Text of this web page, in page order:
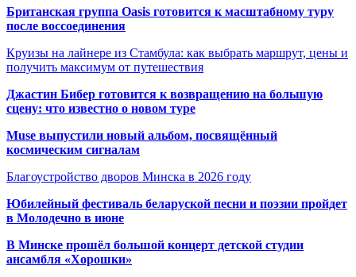
Британская группа Oasis готовится к масштабному туру
после воссоединения
Круизы на лайнере из Стамбула: как выбрать маршрут, цены и
получить максимум от путешествия
Джастин Бибер готовится к возвращению на большую
сцену: что известно о новом туре
Muse выпустили новый альбом, посвящённый
космическим сигналам
Благоустройство дворов Минска в 2026 году
Юбилейный фестиваль беларуской песни и поэзии пройдет
в Молодечно в июне
В Минске прошёл большой концерт детской студии
ансамбля «Хорошки»